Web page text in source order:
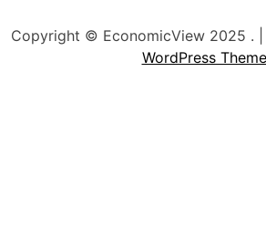
Copyright © EconomicView 2025 .
WordPress Theme